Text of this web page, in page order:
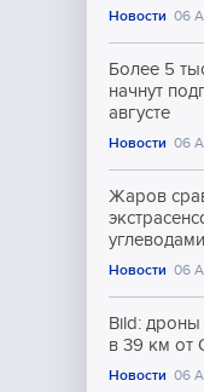
Новости 06
Более 5
начнут
августе
Новости 06
Жаров
углеводами
Новости 06
Bild: дроны
в 39 км от
Новости 06